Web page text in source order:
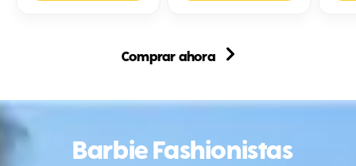
Comprar ahora
Barbie Fashionistas